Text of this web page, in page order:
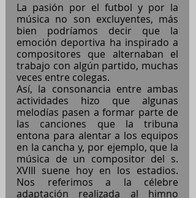
La pasión por el futbol y por la
música no son excluyentes, más
bien podríamos decir que la
emoción deportiva ha inspirado a
compositores que alternaban el
trabajo con algún partido, muchas
veces entre colegas.
Así, la consonancia entre ambas
actividades hizo que algunas
melodías pasen a formar parte de
las canciones que la tribuna
entona para alentar a los equipos
en la cancha y, por ejemplo, que la
música de un compositor del s.
XVIII suene hoy en los estadios.
Nos referimos a la célebre